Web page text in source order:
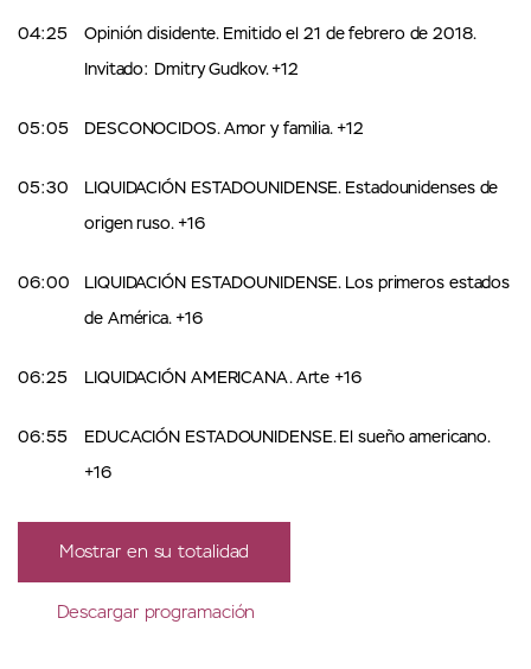
04:25 Opinión disidente. Emitido el 21 de febrero de 2018.
Invitado: Dmitry Gudkov. +12
05:05 DESCONOCIDOS. Amor y familia. +12
05:30 LIQUIDACIÓN ESTADOUNIDENSE. Estadounidenses de
origen ruso. +16
06:00 LIQUIDACIÓN ESTADOUNIDENSE. Los primeros estados
de América. +16
06:25 LIQUIDACIÓN AMERICANA. Arte +16
06:55 EDUCACIÓN ESTADOUNIDENSE. El sueño americano.
+16
Mostrar en su totalidad
Descargar programación